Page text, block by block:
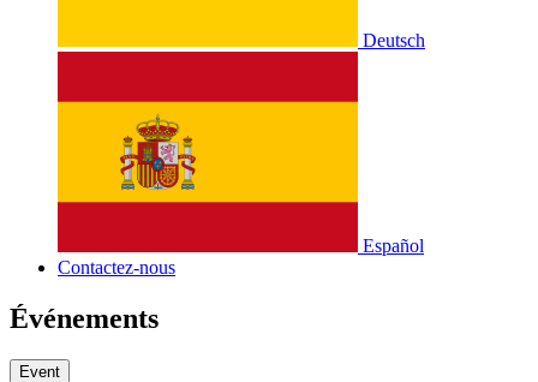
Deutsch
Español
Contactez-nous
Événements
Event